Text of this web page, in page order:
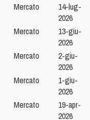
Mercato
14-lug-
2026
Mercato
13-giu-
2026
Mercato
2-giu-
2026
Mercato
1-giu-
2026
Mercato
19-apr-
2026